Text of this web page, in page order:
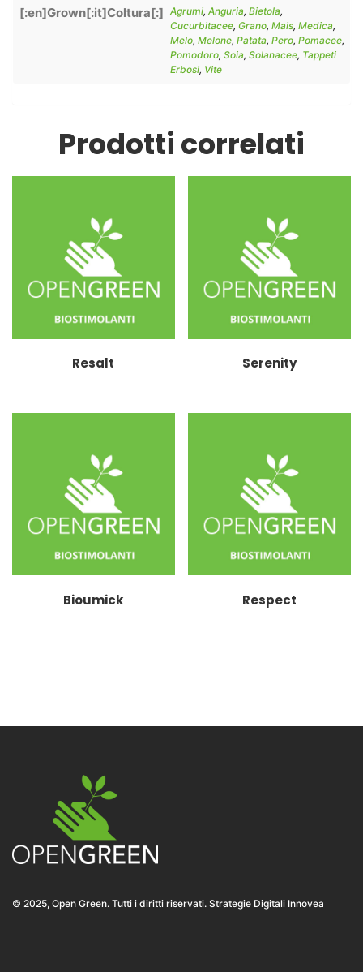
[:en]Grown[:it]Coltura[:] Agrumi, Anguria, Bietola,
Cucurbitacee, Grano, Mais, Medica,
Melo, Melone, Patata, Pero, Pomacee,
Pomodoro, Soia, Solanacee, Tappeti
Erbosi, Vite
Prodotti correlati
Resalt Serenity
Bioumick Respect
© 2025, Open Green. Tutti i diritti riservati. Strategie Digitali Innovea